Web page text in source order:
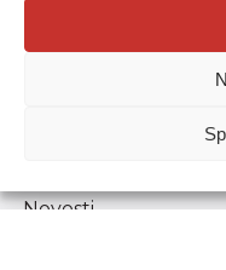
Agencija za odgoj i
Donje Svetice 38,
1778129
Prenošenje sadržaja
Novosti